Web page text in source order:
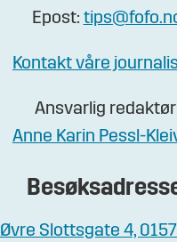
Epost:
Kontakt våre
Ansvarlig
Anne Karin Pessl-
Øvre Slottsgate 4,